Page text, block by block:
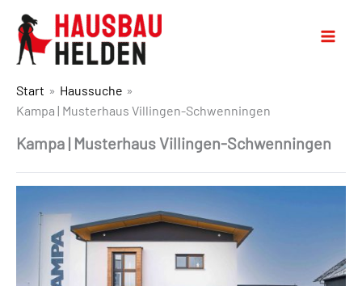
Start
Haussuche
Kampa | Musterhaus Villingen-Schwenningen
Kampa | Musterhaus Villingen-Schwenningen